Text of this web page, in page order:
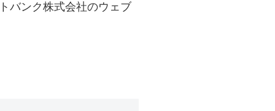
バンク株式会社のウェブ